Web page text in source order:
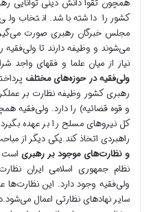
همچون تقوا دانش دینی توانایی
کشور را داشته باشد. انتخاب
مجلس خبرگان رهبری صورت
می‌شوند و وظیفه دارند تا
نیاز از میان علما و فقهای واجد
ولی‌فقیه در حوزه‌های مختلف
رهبری کشور وظیفه نظارت بر
و قوه قضائیه) را دارد. ولی‌فقیه
کل نیروهای مسلح را بر عهده
راهبردی اتخاذ کند.یکی دیگر از
و نظارت‌های موجود بر رهبری
نظام جمهوری اسلامی ایران
ولی‌فقیه وجود دارد. این
سایر نهادهای نظارتی اعمال